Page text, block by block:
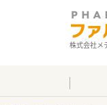
株式会社メ